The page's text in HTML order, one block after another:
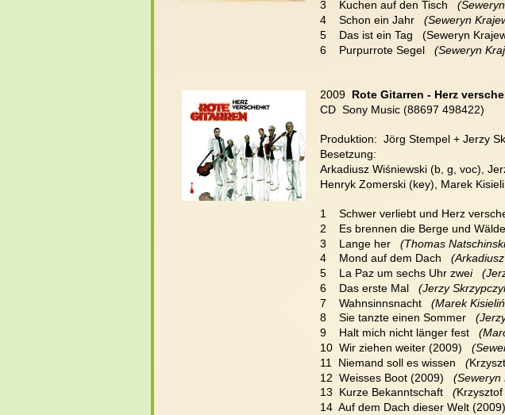
3    Kuchen auf den Tisch
(Seweryn
4    Schon ein Jahr
(Seweryn
5    Das ist ein Tag   (Seweryn
6    Purpurrote Segel
(Seweryn
2009 Rote Gitarren - Herz
CD  Sony Music (88697 498422)
Produktion:  Jörg Stempel + Jerzy
Besetzung:
Arkadiusz Wiśniewski (b, g, voc),
Henryk Zomerski (key), Marek
1    Schwer verliebt und Herz
2    Es brennen die Berge und
3    Lange her
(Thomas
4    Mond auf dem Dach
5    La Paz um sechs Uhr zwei
6    Das erste Mal
(Jerzy
7    Wahnsinnsnacht
(Marek
8    Sie tanzte einen Sommer
9    Halt mich nicht länger fest
10  Wir ziehen weiter (2009)
11  Niemand soll es wissen
   (
12  Weisses Boot (2009)
(Seweryn
13  Kurze Bekanntschaft
   (
14  Auf dem Dach dieser Welt (2009)